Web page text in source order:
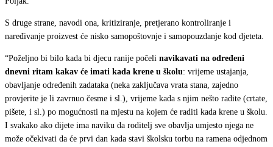
S druge strane, navodi ona, kritiziranje, pretjerano kontroliranje i
naređivanje proizvest će nisko samopoštovnje i samopouzdanje kod djeteta.
“Poželjno bi bilo kada bi djecu ranije počeli navikavati na određeni
dnevni ritam kakav će imati kada krene u školu: vrijeme ustajanja,
obavljanje određenih zadataka (neka zaključava vrata stana, zajedno
provjerite je li zavrnuo česme i sl.), vrijeme kada s njim nešto radite (crtate,
pišete, i sl.) po mogućnosti na mjestu na kojem će raditi kada krene u školu.
I svakako ako dijete ima naviku da roditelj sve obavlja umjesto njega ne
može očekivati da će prvi dan kada stavi školsku torbu na ramena odjednom